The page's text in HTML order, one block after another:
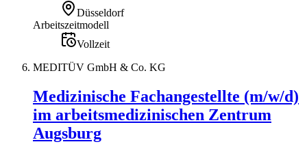
Düsseldorf
Arbeitszeitmodell
Vollzeit
MEDITÜV GmbH & Co. KG
Medizinische Fachangestellte (m/w/d)
im arbeitsmedizinischen Zentrum
Augsburg